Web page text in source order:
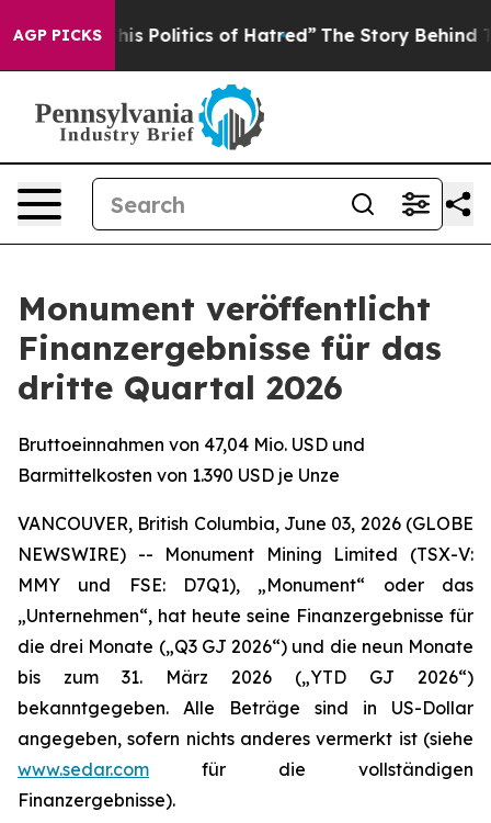
AGP PICKSof Hatred” The Story Behind Trump’s
Monument veröffentlicht
Finanzergebnisse für das
dritte Quartal 2026
Bruttoeinnahmen von 47,04 Mio. USD und
Barmittelkosten von 1.390 USD je Unze
VANCOUVER, British Columbia, June 03, 2026 (GLOBE
NEWSWIRE) -- Monument Mining Limited (TSX-V:
MMY und FSE: D7Q1), „Monument“ oder das
„Unternehmen“, hat heute seine Finanzergebnisse für
die drei Monate („Q3 GJ 2026“) und die neun Monate
bis zum 31. März 2026 („YTD GJ 2026“)
bekanntgegeben. Alle Beträge sind in US-Dollar
angegeben, sofern nichts anderes vermerkt ist (siehe
www.sedar.com für die vollständigen
Finanzergebnisse).